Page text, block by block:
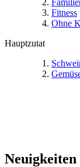
Fitness
Ohne
Hauptzutat
Neuigkeiten